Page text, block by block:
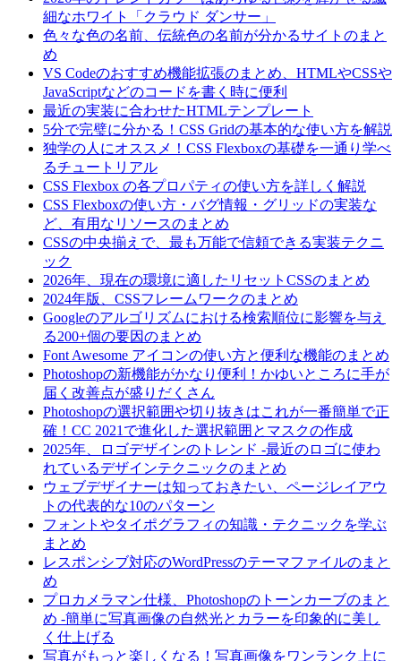
細なホワイト「クラウド ダンサー」
色々な色の名前、伝統色の名前が分かるサイトのまと
め
VS Codeのおすすめ機能拡張のまとめ、HTMLやCSSや
JavaScriptなどのコードを書く時に便利
最近の実装に合わせたHTMLテンプレート
5分で完璧に分かる！CSS Gridの基本的な使い方を解説
独学の人にオススメ！CSS Flexboxの基礎を一通り学べ
るチュートリアル
CSS Flexbox の各プロパティの使い方を詳しく解説
CSS Flexboxの使い方・バグ情報・グリッドの実装な
ど、有用なリソースのまとめ
CSSの中央揃えで、最も万能で信頼できる実装テクニ
ック
2026年、現在の環境に適したリセットCSSのまとめ
2024年版、CSSフレームワークのまとめ
Googleのアルゴリズムにおける検索順位に影響を与え
る200+個の要因のまとめ
Font Awesome アイコンの使い方と便利な機能のまとめ
Photoshopの新機能がかなり便利！かゆいところに手が
届く改善点が盛りだくさん
Photoshopの選択範囲や切り抜きはこれが一番簡単で正
確！CC 2021で進化した選択範囲とマスクの作成
2025年、ロゴデザインのトレンド -最近のロゴに使わ
れているデザインテクニックのまとめ
ウェブデザイナーは知っておきたい、ページレイアウ
トの代表的な10のパターン
フォントやタイポグラフィの知識・テクニックを学ぶ
まとめ
レスポンシブ対応のWordPressのテーマファイルのまと
め
プロカメラマン仕様、Photoshopのトーンカーブのまと
め -簡単に写真画像の自然光とカラーを印象的に美し
く仕上げる
写真がもっと楽しくなる！写真画像をワンランク上に